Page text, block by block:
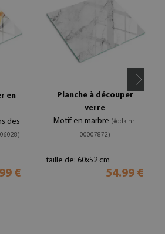
en
des
€
Planche à découper
verre
Motif en marbre (#ddk-nr-
00007872)
taille de: 60x52 cm
54.99 €